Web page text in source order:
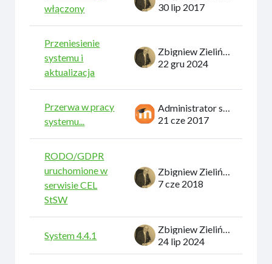
włączony
30 lip 2017
Przeniesienie
systemu i
aktualizacja
22 gru 2024
Przerwa w pracy
systemu...
21 cze 2017
RODO/GDPR
uruchomione w
serwisie CEL
StSW
7 cze 2018
System 4.4.1
24 lip 2024